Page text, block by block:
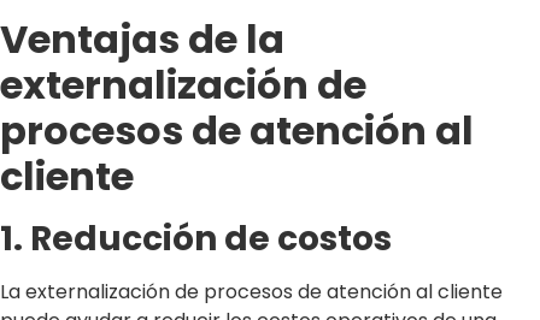
Ventajas de la
externalización de
procesos de atención al
cliente
1. Reducción de costos
La externalización de procesos de atención al cliente